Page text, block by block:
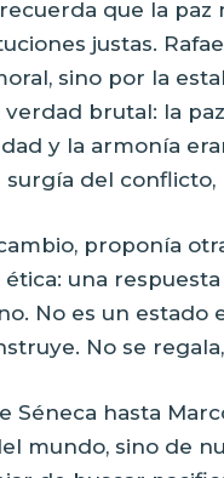
que la paz
justas.
sino por la
verdad brutal: la
y la armonía
del conflicto,
proponía
una
No es un estado
No se
Séneca hasta
mundo, sino de